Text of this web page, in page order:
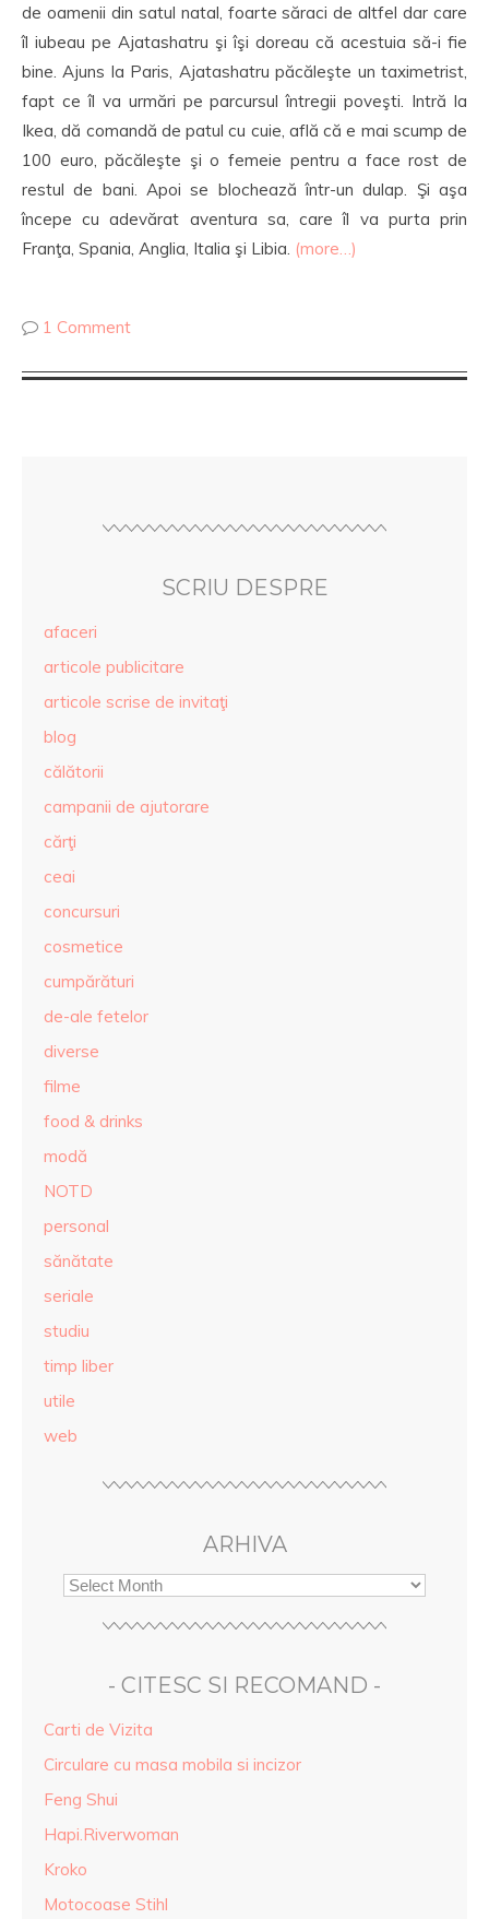
de oamenii din satul natal, foarte săraci de altfel dar care
îl iubeau pe Ajatashatru şi îşi doreau că acestuia să-i fie
bine. Ajuns la Paris, Ajatashatru păcăleşte un taximetrist,
fapt ce îl va urmări pe parcursul întregii poveşti. Intră la
Ikea, dă comandă de patul cu cuie, află că e mai scump de
100 euro, păcăleşte şi o femeie pentru a face rost de
restul de bani. Apoi se blochează într-un dulap. Şi aşa
începe cu adevărat aventura sa, care îl va purta prin
Franţa, Spania, Anglia, Italia şi Libia. (more…)
1 Comment
SCRIU DESPRE
afaceri
articole publicitare
articole scrise de invitaţi
blog
călătorii
campanii de ajutorare
cărţi
ceai
concursuri
cosmetice
cumpărături
de-ale fetelor
diverse
filme
food & drinks
modă
NOTD
personal
sănătate
seriale
studiu
timp liber
utile
web
ARHIVA
- CITESC SI RECOMAND -
Carti de Vizita
Circulare cu masa mobila si incizor
Feng Shui
Hapi.Riverwoman
Kroko
Motocoase Stihl